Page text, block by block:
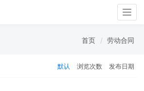
首页 劳动合同
默认 浏览次数 发布日期